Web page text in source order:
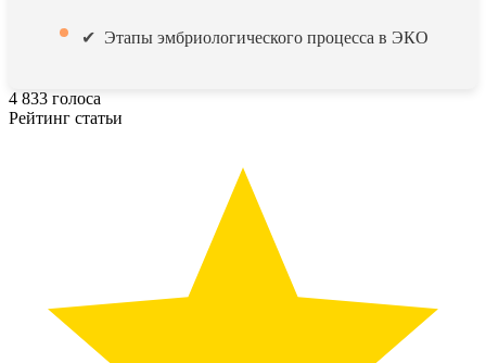
Этапы эмбриологического процесса в ЭКО
4 833 голоса
Рейтинг статьи